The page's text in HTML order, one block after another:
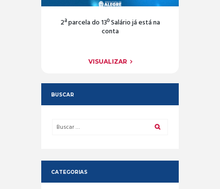
2ª parcela do 13º Salário já está na
conta
VISUALIZAR
BUSCAR
CATEGORIAS